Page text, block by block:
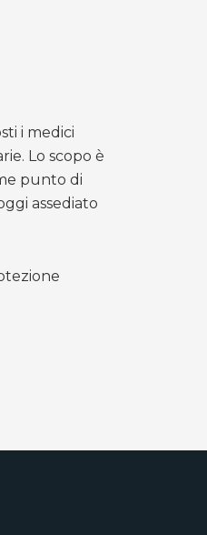
i medici
Lo scopo è
punto di
assediato